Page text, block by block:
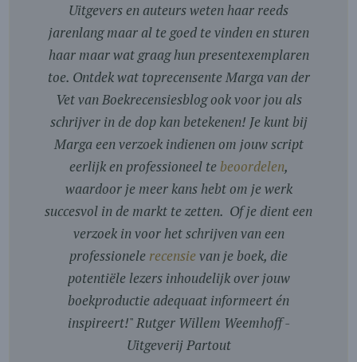
Uitgevers en auteurs weten haar reeds
jarenlang maar al te goed te vinden en sturen
haar maar wat graag hun presentexemplaren
toe. Ontdek wat toprecensente Marga van der
Vet van Boekrecensiesblog ook voor jou als
schrijver in de dop kan betekenen! Je kunt bij
Marga een verzoek indienen om jouw script
eerlijk en professioneel te beoordelen,
waardoor je meer kans hebt om je werk
succesvol in de markt te zetten. Of je dient een
verzoek in voor het schrijven van een
professionele recensievan je boek, die
potentiële lezers inhoudelijk over jouw
boekproductie adequaat informeert én
inspireert!"Rutger Willem Weemhoff -
Uitgeverij Partout